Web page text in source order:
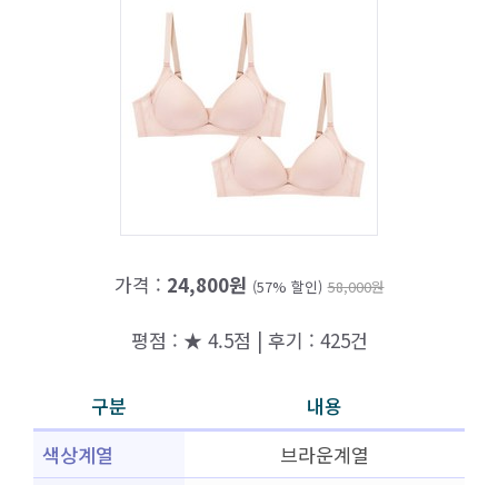
가격 : 24,800원 (57% 할인) 58,000원
평점 : ★ 4.5점 | 후기 : 425건
구분
내용
색상계열
브라운계열